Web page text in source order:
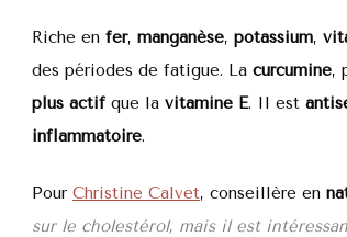
Riche en fer, manganèse, potassium,
des périodes de fatigue. La curcumine,
plus actif que la vitamine E. Il est
inflammatoire.
Pour Christine Calvet, conseillère en
sur le cholestérol, mais il est